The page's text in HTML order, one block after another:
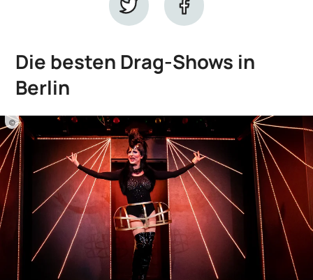
Die besten Drag-Shows in
Berlin
©